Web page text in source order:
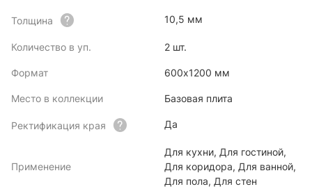
Толщина 10,5 мм
Количество в уп. 2 шт.
Формат 600х1200 мм
Место в коллекции Базовая плита
Ректификация края Да
Применение
Для кухни, Для гостиной,
Для коридора, Для ванной,
Для пола, Для стен